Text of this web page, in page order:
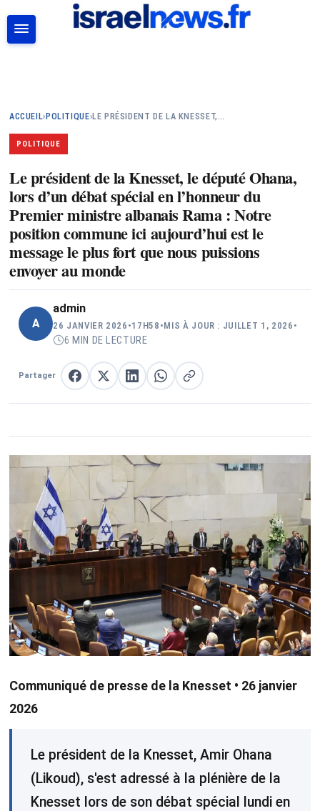
ACCUEIL› POLITIQUE›LE PRÉSIDENT DE LA KNESSET,…
POLITIQUE
Le président de la Knesset, le député Ohana,
lors d’un débat spécial en l’honneur du
Premier ministre albanais Rama : Notre
position commune ici aujourd’hui est le
message le plus fort que nous puissions
envoyer au monde
A
admin
26 JANVIER 2026 •17H58 •MIS À JOUR : JUILLET 1, 2026 •
6 MIN DE LECTURE
Partager Partager sur Facebook
Partager sur XPartager sur LinkedIn
Partager sur WhatsApp
Copier le lien
Communiqué de presse de la Knesset • 26 janvier
2026
Le président de la Knesset, Amir Ohana
(Likoud), s'est adressé à la plénière de la
Knesset lors de son débat spécial lundi en